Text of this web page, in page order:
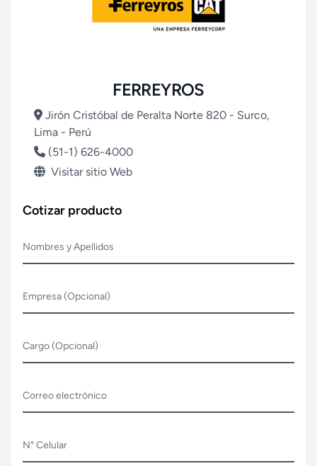
FERREYROS
Jirón Cristóbal de Peralta Norte 820 - Surco,
Lima - Perú
(51-1) 626-4000
Visitar sitio Web
Cotizar producto
Nombres y Apellidos
Empresa (Opcional)
Cargo (Opcional)
Correo electrónico
N° Celular